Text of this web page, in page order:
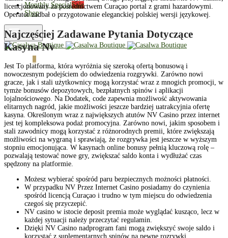
Monthly SpecialSale
Shop
Menu
licencjonowany za pośrednictwem Curaçao portal z grami hazardowymi.
Operator zadbał o przygotowanie eleganckiej polskiej wersji językowej.
Najczęściej Zadawane Pytania Dotyczące
Kasyna Nv
Jest To platforma, która wyróżnia się szeroką ofertą bonusową i
nowoczesnym podejściem do odwiedzenia rozgrywki. Zarówno nowi
gracze, jak i stali użytkownicy mogą korzystać wraz z mnogich promocji, w
tymże bonusów depozytowych, bezpłatnych spinów i aplikacji
lojalnościowego. Na Dodatek, code zapewnia możliwość aktywowania
elitarnych nagród, jakie możliwości jeszcze bardziej uatrakcyjnia ofertę
kasyna. Określonym wraz z największych atutów NV Casino przez internet
jest tej kompleksowa podaż promocyjna. Zarówno nowi, jakim sposobem i
stali zawodnicy mogą korzystać z różnorodnych premii, które zwiększają
możliwości na wygraną i sprawiają, że rozgrywka jest jeszcze w wyższym
stopniu emocjonująca. W kasynach online bonusy pełnią kluczową rolę –
pozwalają testować nowe gry, zwiększać saldo konta i wydłużać czas
spędzony na platformie.
Możesz wybierać spośród paru bezpiecznych możności płatności.
W przypadku NV Przez Internet Casino posiadamy do czynienia
spośród licencją Curaçao i trudno w tym miejscu do odwiedzenia
czegoś się przyczepić.
NV casino w istocie deposit premia może wyglądać kusząco, lecz w
każdej sytuacji należy przeczytać regulamin.
Dzięki NV Casino nadprogram fani mogą zwiększyć swoje saldo i
korzystać z suplementarnych spinów na pewne rozrywki.